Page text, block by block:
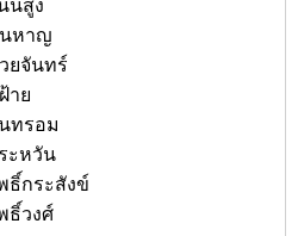
หาญ
ยจันทร์
าย
ทรอม
ะหวัน
ธิ์กระสังข์
ธิ์วงศ์